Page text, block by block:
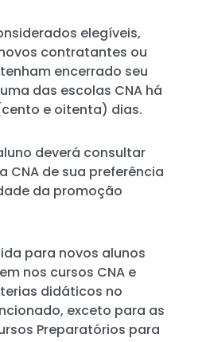
elegíveis,
contratantes ou
encerrado seu
das escolas CNA há
e oitenta) dias.
aluno deverá consultar
CNA de sua preferência
da promoção
para novos alunos
nos cursos CNA e
didáticos no
exceto para as
Preparatórios para